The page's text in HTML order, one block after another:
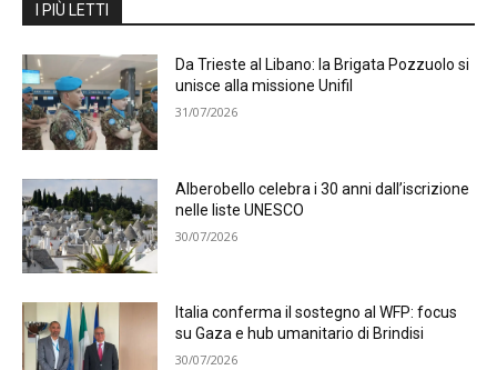
I PIÙ LETTI
Da Trieste al Libano: la Brigata Pozzuolo si
unisce alla missione Unifil
31/07/2026
Alberobello celebra i 30 anni dall’iscrizione
nelle liste UNESCO
30/07/2026
Italia conferma il sostegno al WFP: focus
su Gaza e hub umanitario di Brindisi
30/07/2026